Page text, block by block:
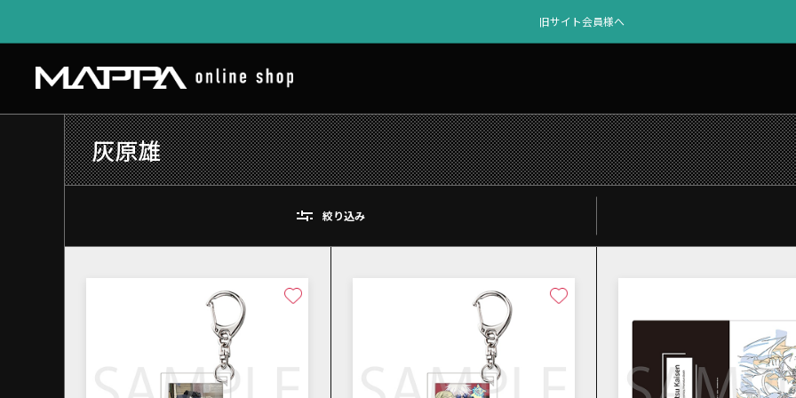
旧サイト会員様へ
灰原雄
絞り込み